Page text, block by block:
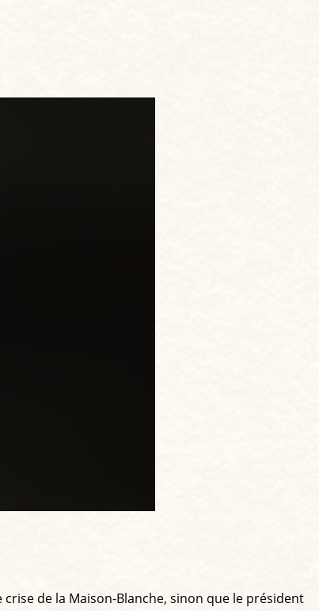
de la Maison-Blanche, sinon que le président